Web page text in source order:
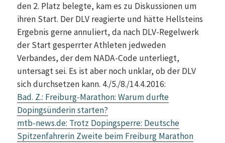
den 2. Platz belegte, kam es zu Diskussionen um
ihren Start. Der DLV reagierte und hätte Hellsteins
Ergebnis gerne annuliert, da nach DLV-Regelwerk
der Start gesperrter Athleten jedweden
Verbandes, der dem NADA-Code unterliegt,
untersagt sei. Es ist aber noch unklar, ob der DLV
sich durchsetzen kann. 4./5./8./14.4.2016:
Bad. Z.: Freiburg-Marathon: Warum durfte
Dopingsünderin starten?
mtb-news.de: Trotz Dopingsperre: Deutsche
Spitzenfahrerin Zweite beim Freiburg Marathon